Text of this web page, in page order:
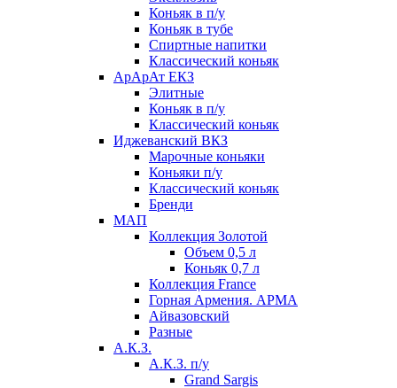
Коньяк в п/у
Коньяк в тубе
Спиртные напитки
Классический коньяк
АрАрАт ЕКЗ
Элитные
Коньяк в п/у
Классический коньяк
Иджеванский ВКЗ
Марочные коньяки
Коньяки п/у
Классический коньяк
Бренди
МАП
Коллекция Золотой
Объем 0,5 л
Коньяк 0,7 л
Коллекция France
Горная Армения. АРМА
Айвазовский
Разные
А.К.З.
А.К.З. п/у
Grand Sargis